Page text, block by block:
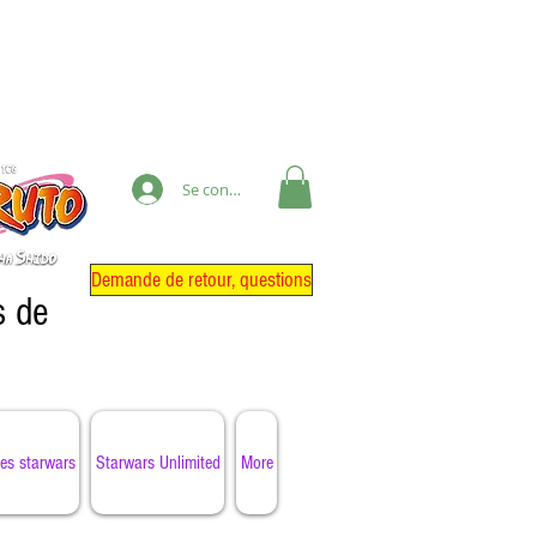
Se connecter
de
Demande de retour, questions
starwars Starwars Unlimited More